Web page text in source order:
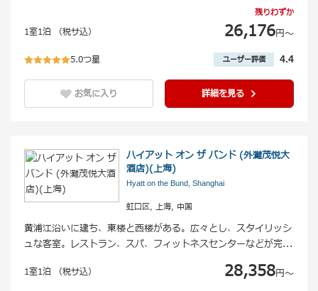
残りわずか
26,176円〜
1室1泊 （税サ込）
5.0つ星 ユーザー評価 4.4
お気に入り 詳細を見る
ハイアット オン ザ バンド (外灘茂悦大
酒店)(上海)
Hyatt on the Bund, Shanghai
虹口区, 上海, 中国
黄浦江沿いに建ち、東楼と西楼がある。広々とし、スタイリッシ
ュな客室。レストラン、スパ、フィットネスセンターなどが完...
28,358円〜
1室1泊 （税サ込）